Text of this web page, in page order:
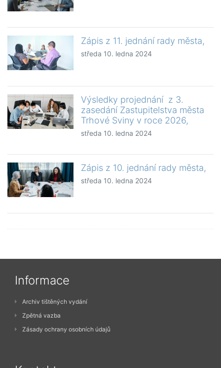
Zápis z 11. jednání rady města,
středa 10. ledna 2024
Výsledky projednání z 3.
zasedání Zastupitelstva města
Trhové Sviny v roce 2026,
středa 10. ledna 2024
Zápis z 10. jednání rady města,
středa 10. ledna 2024
Informace
Archiv tištěných vydání
Zpětná vazba
Zásady ochrany osobních údajů